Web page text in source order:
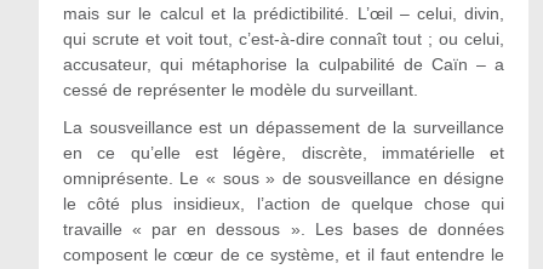
mais sur le calcul et la prédictibilité. L’œil – celui, divin,
qui scrute et voit tout, c’est-à-dire connaît tout ; ou celui,
accusateur, qui métaphorise la culpabilité de Caïn – a
cessé de représenter le modèle du surveillant.
La sousveillance est un dépassement de la surveillance
en ce qu’elle est légère, discrète, immatérielle et
omniprésente. Le « sous » de sousveillance en désigne
le côté plus insidieux, l’action de quelque chose qui
travaille « par en dessous ». Les bases de données
composent le cœur de ce système, et il faut entendre le